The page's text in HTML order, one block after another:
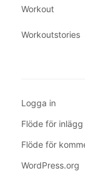
Workout
Workoutstories
Logga in
Flöde för inlägg
Flöde för
WordPress.org